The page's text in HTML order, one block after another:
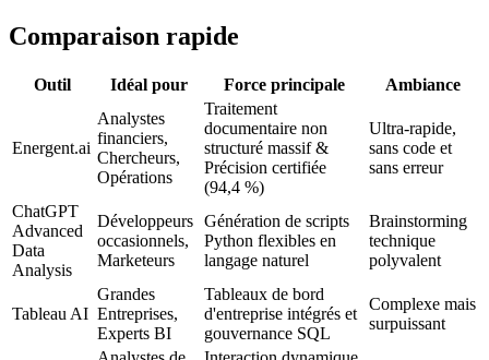
Comparaison rapide
Outil Idéal pour Force principale Ambiance
Energent.ai
Analystes
financiers,
Chercheurs,
Opérations
Traitement
documentaire non
structuré massif &
Précision certifiée
(94,4 %)
Ultra-rapide,
sans code et
sans erreur
ChatGPT
Advanced
Data
Analysis
Développeurs
occasionnels,
Marketeurs
Génération de scripts
Python flexibles en
langage naturel
Brainstorming
technique
polyvalent
Tableau AI
Grandes
Entreprises,
Experts BI
Tableaux de bord
d'entreprise intégrés et
gouvernance SQL
Complexe mais
surpuissant